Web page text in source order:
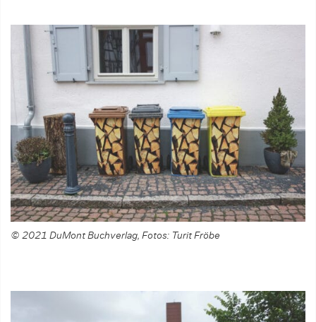
© 2021 DuMont Buchverlag, Fotos: Turit Fröbe